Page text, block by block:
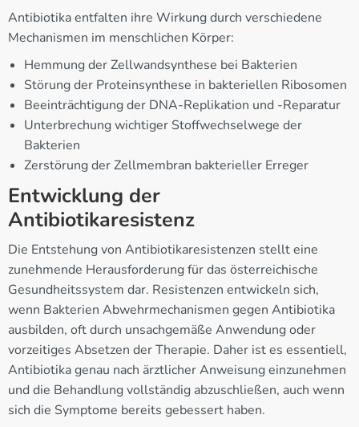
Antibiotika entfalten ihre Wirkung durch verschiedene
Mechanismen im menschlichen Körper:
Hemmung der Zellwandsynthese bei Bakterien
Störung der Proteinsynthese in bakteriellen Ribosomen
Beeinträchtigung der DNA-Replikation und -Reparatur
Unterbrechung wichtiger Stoffwechselwege der
Bakterien
Zerstörung der Zellmembran bakterieller Erreger
Entwicklung der
Antibiotikaresistenz
Die Entstehung von Antibiotikaresistenzen stellt eine
zunehmende Herausforderung für das österreichische
Gesundheitssystem dar. Resistenzen entwickeln sich,
wenn Bakterien Abwehrmechanismen gegen Antibiotika
ausbilden, oft durch unsachgemäße Anwendung oder
vorzeitiges Absetzen der Therapie. Daher ist es essentiell,
Antibiotika genau nach ärztlicher Anweisung einzunehmen
und die Behandlung vollständig abzuschließen, auch wenn
sich die Symptome bereits gebessert haben.